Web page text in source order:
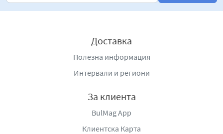
Доставка
Полезна информация
Интервали и региони
За клиента
BulMag App
Клиентска Карта